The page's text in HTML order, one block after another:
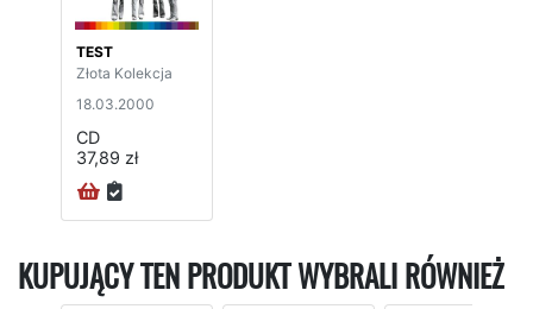
TEST
Złota Kolekcja
18.03.2000
CD
37,89 zł
KUPUJĄCY TEN PRODUKT WYBRALI RÓWNIEŻ